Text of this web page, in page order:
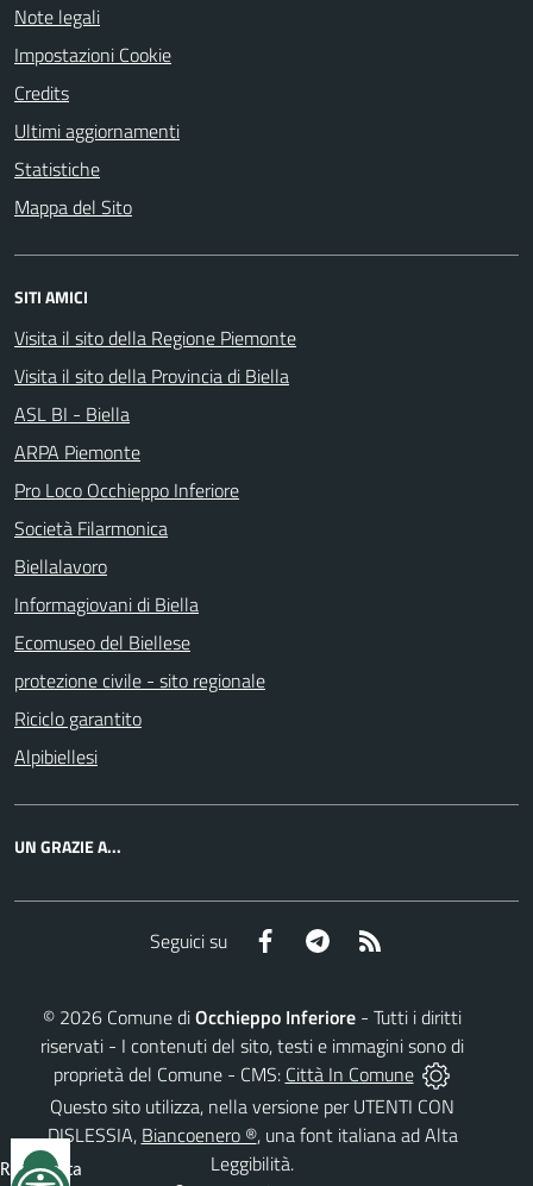
Note legali
Impostazioni Cookie
Credits
Ultimi aggiornamenti
Statistiche
Mappa del Sito
SITI AMICI
Visita il sito della Regione Piemonte
Visita il sito della Provincia di Biella
ASL BI - Biella
ARPA Piemonte
Pro Loco Occhieppo Inferiore
Società Filarmonica
Biellalavoro
Informagiovani di Biella
Ecomuseo del Biellese
protezione civile - sito regionale
Riciclo garantito
Alpibiellesi
UN GRAZIE A...
Seguici su Facebook Telegram
© 2026 Comune diOcchieppo Inferiore - Tutti i diritti
riservati - I contenuti del sito, testi e immagini sono di
proprietà del Comune - CMS: Città In Comune
Questo sito utilizza, nella versione per UTENTI CON
DISLESSIA, Biancoenero ®, una font italiana ad Alta
Leggibilità.
Reimposta